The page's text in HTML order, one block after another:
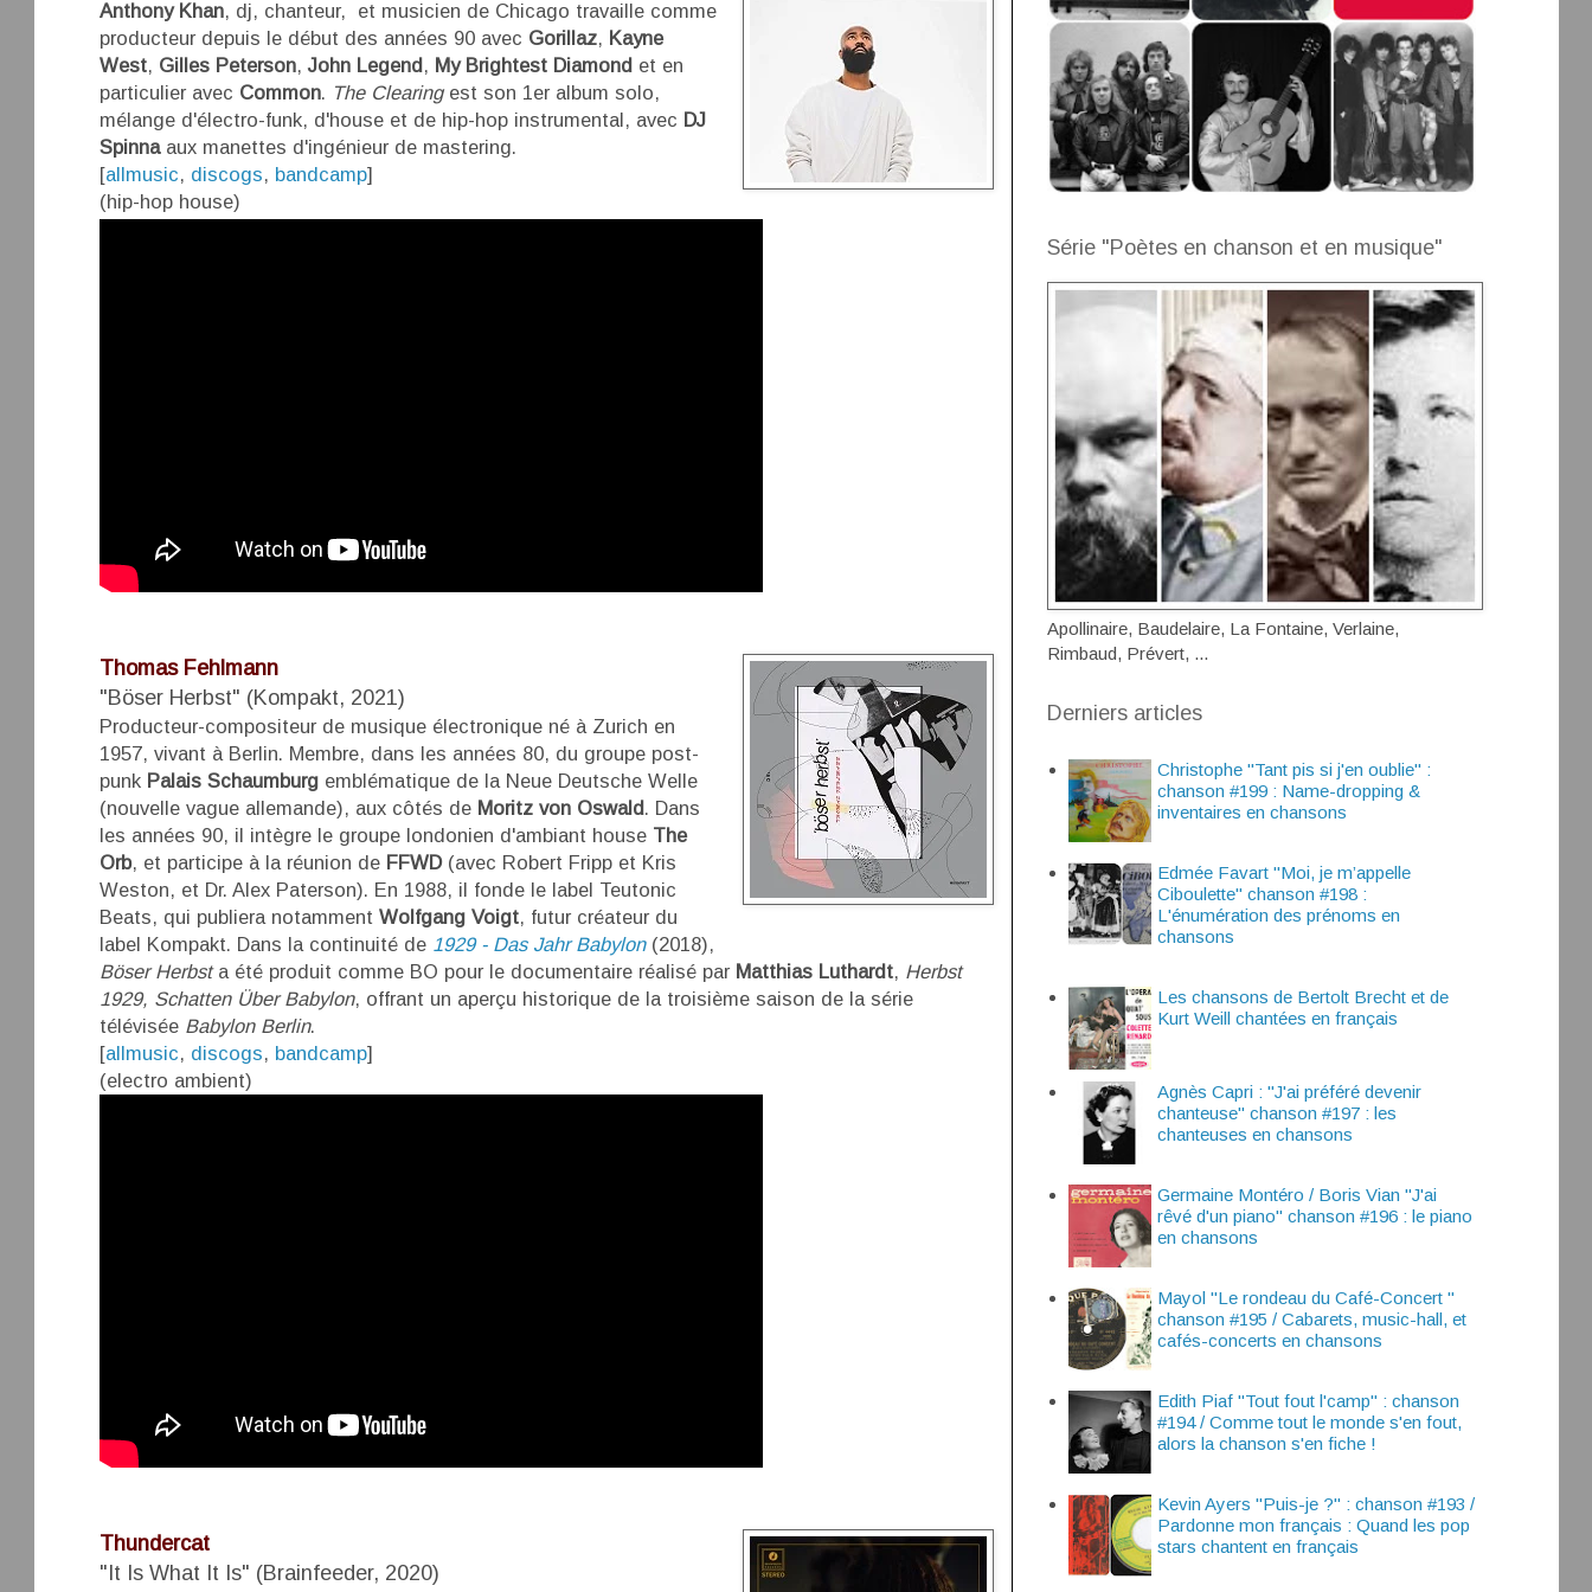
Anthony Khan, dj, chanteur, et musicien de Chicago travaille comme
producteur depuis le début des années 90 avec Gorillaz, Kayne
West, Gilles Peterson,John Legend, My Brightest Diamond et en
particulier avec Common. The Clearingest son 1er album solo,
mélange d'électro-funk, d'house et de hip-hop instrumental, avec DJ
Spinnaaux manettes d'ingénieur de mastering.
[allmusic, discogs, bandcamp]
(hip-hop house)
Thomas Fehlmann
"Böser Herbst" (Kompakt, 2021)
Producteur-compositeur de musique électronique né à Zurich en
1957, vivant à Berlin. Membre, dans les années 80, du groupe post-
punk Palais Schaumburgemblématique de la Neue Deutsche Welle
(nouvelle vague allemande), aux côtés de Moritz von Oswald. Dans
les années 90, il intègre le groupe londonien d'ambiant house The
Orb, et participe à la réunion de FFWD(avec Robert Fripp et Kris
Weston, et Dr. Alex Paterson). En 1988, il fonde le label Teutonic
Beats, qui publiera notamment Wolfgang Voigt, futur créateur du
label Kompakt. Dans la continuité de 1929 - Das Jahr Babylon(2018),
Böser Herbsta été produit comme BO pour le documentaire réalisé par Matthias Luthardt, Herbst
1929, Schatten Über Babylon, offrant un aperçu historique de la troisième saison de la série
télévisée Babylon Berlin.
[allmusic, discogs, bandcamp]
(electro ambient)
Thundercat
"It Is What It Is" (Brainfeeder, 2020)
Série "Poètes en chanson et en musique"
Apollinaire, Baudelaire, La Fontaine, Verlaine,
Rimbaud, Prévert, ...
Derniers articles
Christophe "Tant pis si j'en oublie" :
chanson #199 : Name-dropping &
inventaires en chansons
Edmée Favart "Moi, je m’appelle
Ciboulette" chanson #198 :
L'énumération des prénoms en
chansons
Les chansons de Bertolt Brecht et de
Kurt Weill chantées en français
Agnès Capri : "J'ai préféré devenir
chanteuse" chanson #197 : les
chanteuses en chansons
Germaine Montéro / Boris Vian "J'ai
rêvé d'un piano" chanson #196 : le piano
en chansons
Mayol "Le rondeau du Café-Concert "
chanson #195 / Cabarets, music-hall, et
cafés-concerts en chansons
Edith Piaf "Tout fout l'camp" : chanson
#194 / Comme tout le monde s'en fout,
alors la chanson s'en fiche !
Kevin Ayers "Puis-je ?" : chanson #193 /
Pardonne mon français : Quand les pop
stars chantent en français